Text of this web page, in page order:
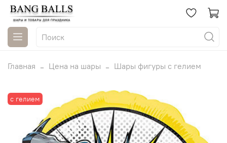
Главная Цена на шары Шары фигуры с гелием
с гелием